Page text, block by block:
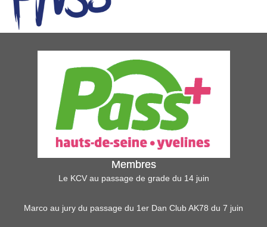
Membres
Le KCV au passage de grade du 14 juin
Marco au jury du passage du 1er Dan Club AK78 du 7 juin